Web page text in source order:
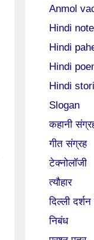
Anmol
Hindi
Hindi
Hindi
Hindi
Slogan
कहानी
गीत संग्रह
टेक्नोलॉजी
त्यौहार
दिल्ली
निबंध